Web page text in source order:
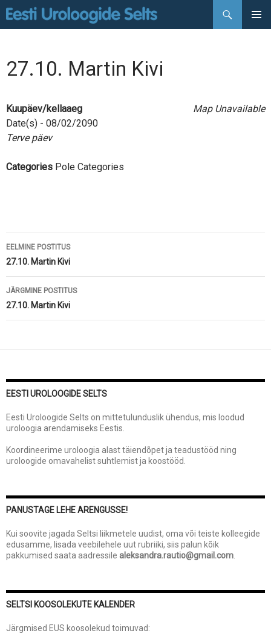
Otsi
27.10. Martin Kivi
Map Unavailable
Kuupäev/kellaaeg
Date(s) - 08/02/2090
Terve päev
Categories Pole Categories
Postituste
töölaud
EELMINE POSTITUS
27.10. Martin Kivi
JÄRGMINE POSTITUS
27.10. Martin Kivi
EESTI UROLOOGIDE SELTS
Eesti Uroloogide Selts on mittetulunduslik ühendus, mis loodud
uroloogia arendamiseks Eestis.
Koordineerime uroloogia alast täiendõpet ja teadustööd ning
uroloogide omavahelist suhtlemist ja koostööd.
PANUSTAGE LEHE ARENGUSSE!
Kui soovite jagada Seltsi liikmetele uudist, oma või teiste kolleegide
edusamme, lisada veebilehele uut rubriiki, siis palun kõik
pakkumised saata aadressile aleksandra.rautio@gmail.com
SELTSI KOOSOLEKUTE KALENDER
Järgmised EUS koosolekud toimuvad: